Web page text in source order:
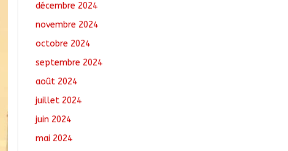
décembre 2024
novembre 2024
octobre 2024
septembre 2024
août 2024
juillet 2024
juin 2024
mai 2024